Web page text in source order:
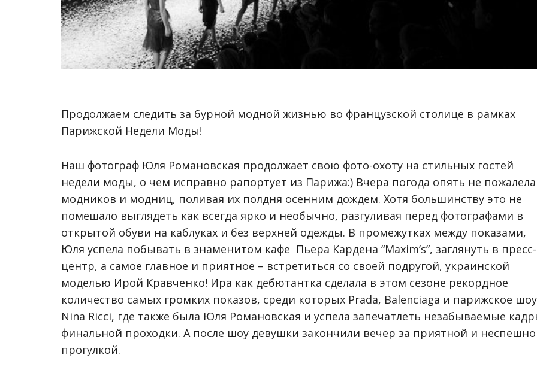
Продолжаем следить за бурной модной жизнью во французской столице в рамках
Парижской Недели Моды!
Наш фотограф Юля Романовская продолжает свою фото-охоту на стильных гостей
недели моды, о чем исправно рапортует из Парижа:) Вчера погода опять не пожалела
модников и модниц, поливая их полдня осенним дождем. Хотя большинству это не
помешало выглядеть как всегда ярко и необычно, разгуливая перед фотографами в
открытой обуви на каблуках и без верхней одежды. В промежутках между показами,
Юля успела побывать в знаменитом кафе Пьера Кардена “Maxim’s”, заглянуть в пресс-
центр, а самое главное и приятное – встретиться со своей подругой, украинской
моделью Ирой Кравченко! Ира как дебютантка сделала в этом сезоне рекордное
количество самых громких показов, среди которых Prada, Balenciaga и парижское шоу
Nina Ricci, где также была Юля Романовская и успела запечатлеть незабываемые
финальной проходки. А после шоу девушки закончили вечер за приятной и
прогулкой.